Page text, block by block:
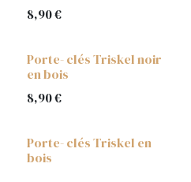
8,90€
Porte- clés Triskel noir
en bois
8,90€
Porte- clés Triskel en
bois